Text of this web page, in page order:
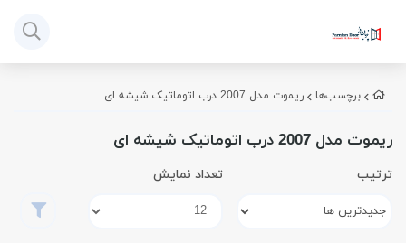
برچسب‌ها ریموت مدل 2007 درب اتوماتیک شیشه ای
ریموت مدل 2007 درب اتوماتیک شیشه ای
ترتیب تعداد نمایش